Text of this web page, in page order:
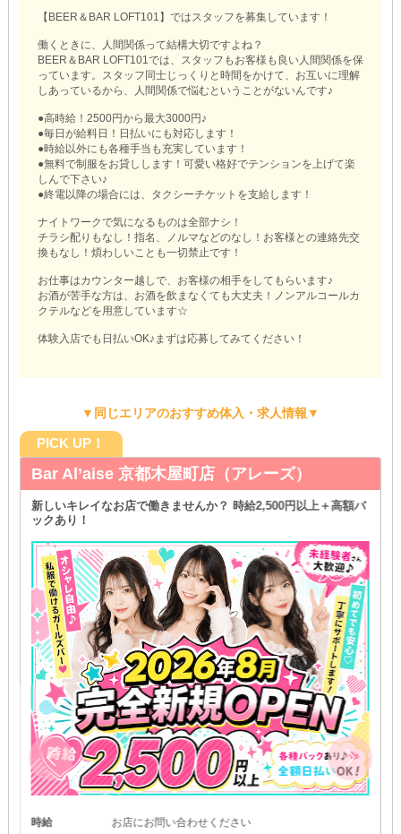
【BEER＆BAR LOFT101】ではスタッフを募集しています！
働くときに、人間関係って結構大切ですよね？
BEER＆BAR LOFT101では、スタッフもお客様も良い人間関係を保
っています。スタッフ同士じっくりと時間をかけて、お互いに理解
しあっているから、人間関係で悩むということがないんです♪
●高時給！2500円から最大3000円♪
●毎日が給料日！日払いにも対応します！
●時給以外にも各種手当も充実しています！
●無料で制服をお貸しします！可愛い格好でテンションを上げて楽
しんで下さい♪
●終電以降の場合には、タクシーチケットを支給します！
ナイトワークで気になるものは全部ナシ！
チラシ配りもなし！指名、ノルマなどのなし！お客様との連絡先交
換もなし！煩わしいことも一切禁止です！
お仕事はカウンター越しで、お客様の相手をしてもらいます♪
お酒が苦手な方は、お酒を飲まなくても大丈夫！ノンアルコールカ
クテルなどを用意しています☆
体験入店でも日払いOK♪まずは応募してみてください！
▼同じエリアのおすすめ体入・求人情報▼
PICK UP！
Bar Al’aise 京都木屋町店（アレーズ）
新しいキレイなお店で働きませんか？ 時給2,500円以上＋高額バ
ックあり！
時給
お店にお問い合わせください